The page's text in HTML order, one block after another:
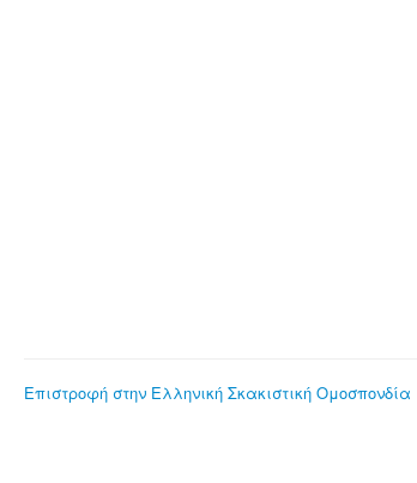
Επιστροφή στην Ελληνική Σκακιστική Ομοσπονδία